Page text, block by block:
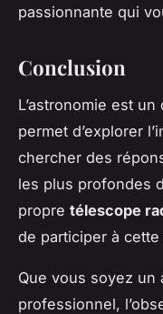
passionnante qui
Conclusion
L’astronomie est
permet d’explorer
chercher des
les plus profondes
propre télescope
de participer à
Que vous soyez un
professionnel,